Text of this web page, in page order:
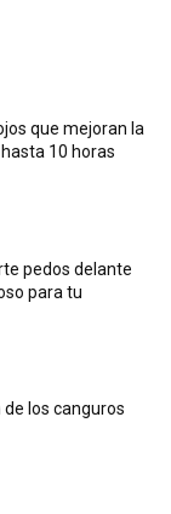
que mejoran la
10 horas
pedos delante
para tu
los canguros